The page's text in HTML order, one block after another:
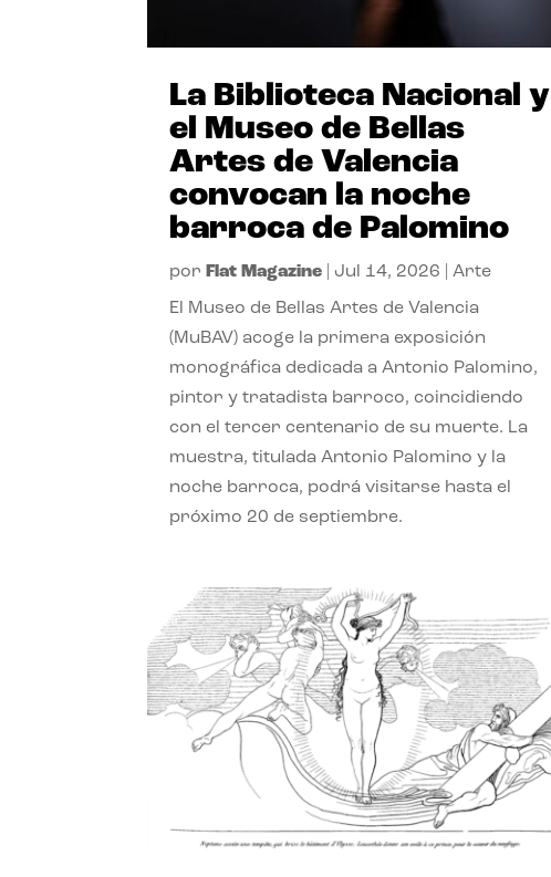
La Biblioteca Nacional y
el Museo de Bellas
Artes de Valencia
convocan la noche
barroca de Palomino
por Flat Magazine Jul 14, 2026 |Arte
El Museo de Bellas Artes de Valencia
(MuBAV) acoge la primera exposición
monográfica dedicada a Antonio Palomino,
pintor y tratadista barroco, coincidiendo
con el tercer centenario de su muerte. La
muestra, titulada Antonio Palomino y la
noche barroca, podrá visitarse hasta el
próximo 20 de septiembre.